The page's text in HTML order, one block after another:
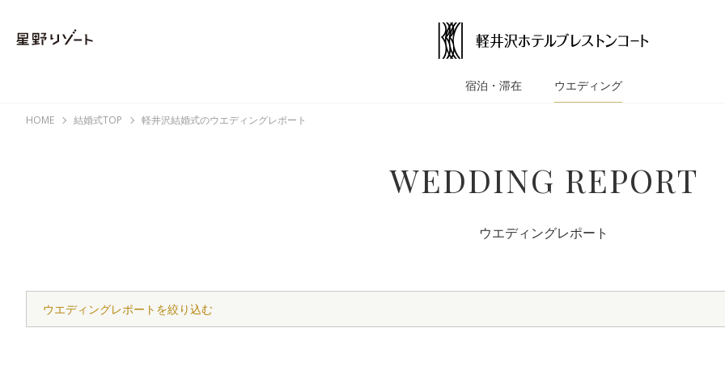
宿泊・滞在 ウエディング
WEDDING REPORT
ウエディングレポート
ウエディングレポートを絞り込む
HOME 結婚式TOP 軽井沢結婚式のウエディングレポート